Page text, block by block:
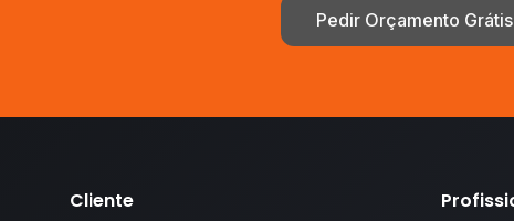
Pedir Orçamento Grátis
Cliente